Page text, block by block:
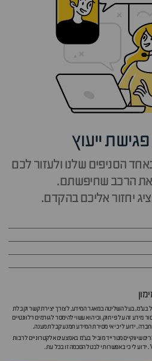
ייעוץ
הסניפים שלנו ולעזור לכם
את הרכב שחיפשתם.
יחזור אליכם בהקדם.
בע"מ, בעל השליטה במאגר המידע, לצורך יצירת קשר וקבלת
מידע זה על פי חוק, וכי הוא עשוי להימסר לגורמים רלוונטיים
ידוע לי כי אי מסירת המידע תמנע קבלת מענה.
שיווקיים מטרייד מוביל בע"מ באמצעים אלקטרוניים לרבות